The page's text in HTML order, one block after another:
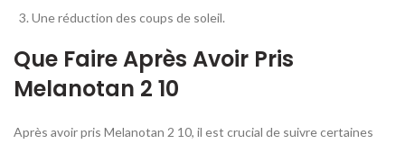
Une réduction des coups de soleil.
Que Faire Après Avoir Pris
Melanotan 2 10
Après avoir pris Melanotan 2 10, il est crucial de suivre certaines